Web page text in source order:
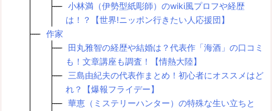
小林満（伊勢型紙彫師）のwiki風プロフや経歴
は！？【世界!ニッポン行きたい人応援団】
作家
田丸雅智の経歴や結婚は？代表作「海酒」の口コミ
も！文章講座も調査！【情熱大陸】
三島由紀夫の代表作まとめ！初心者にオススメはど
れ？【爆報フライデー】
華恵（ミステリーハンター）の特殊な生い立ちと